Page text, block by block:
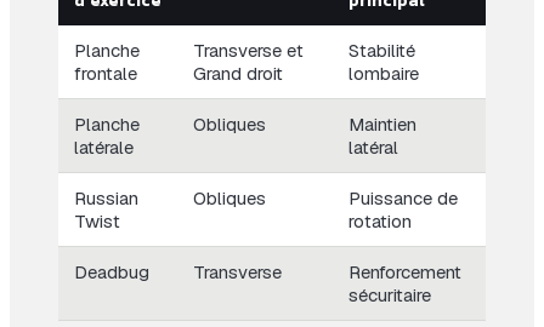
Planche
frontale
Transverse et
Grand droit
Stabilité
lombaire
Planche
latérale
Obliques
Maintien
latéral
Russian
Twist
Obliques
Puissance de
rotation
Deadbug Transverse
Renforcement
sécuritaire